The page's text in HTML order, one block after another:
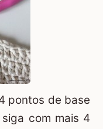
pontos de base
com mais 4